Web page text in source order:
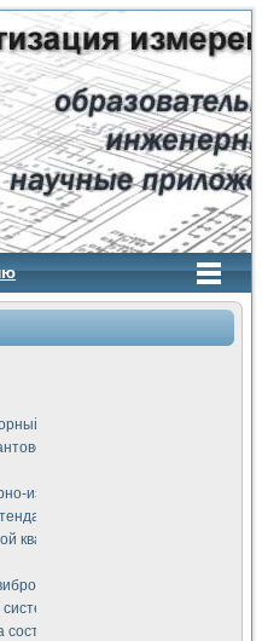
стенд "Сигнал-USB"
терапии Интроскан
измерительная система
"Сигнал-USB"
квантовой терапии серии СКАН
тензометрия и т.п.)
измерения параметров
тяговых